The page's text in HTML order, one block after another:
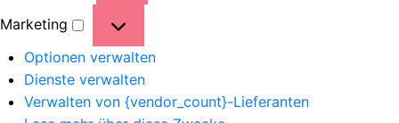
Marketing
Optionen verwalten
Dienste verwalten
Verwalten von {vendor_count}-Lieferanten